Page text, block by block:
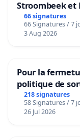
Stroombeek et
bediening van
Voor
66 signatures
66 Signatures / 7
3 Aug 2026
Pour la
politique de
218 signatures
58 Signatures / 7
26 Jul 2026